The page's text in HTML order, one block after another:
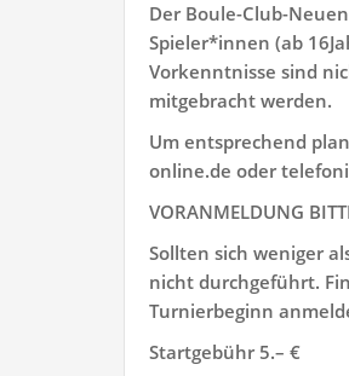
Der Boule-Club-
Spieler*innen (ab
Vorkenntnisse sind
mitgebracht werden.
Um entsprechend
online.de oder
VORANMELDUNG
Sollten sich weniger
nicht durchgeführt.
Turnierbeginn
Startgebühr 5.– €